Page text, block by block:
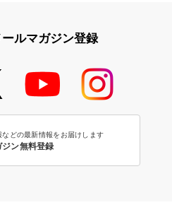
ルマガジン登録
などの最新情報をお届けします
ジン無料登録